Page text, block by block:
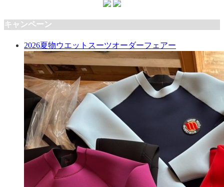
キャンペーン
2026夏物ウエットスーツオーダーフェアー